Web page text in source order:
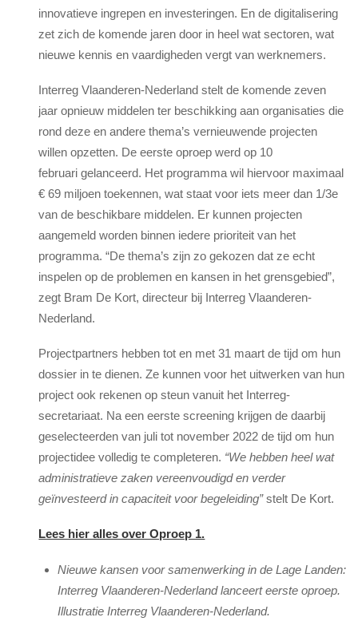
innovatieve ingrepen en investeringen. En de digitalisering
zet zich de komende jaren door in heel wat sectoren, wat
nieuwe kennis en vaardigheden vergt van werknemers.
Interreg Vlaanderen-Nederland stelt de komende zeven
jaar opnieuw middelen ter beschikking aan organisaties die
rond deze en andere thema’s vernieuwende projecten
willen opzetten. De eerste oproep werd op 10
februari gelanceerd. Het programma wil hiervoor maximaal
€ 69 miljoen toekennen, wat staat voor iets meer dan 1/3e
van de beschikbare middelen. Er kunnen projecten
aangemeld worden binnen iedere prioriteit van het
programma. “De thema’s zijn zo gekozen dat ze echt
inspelen op de problemen en kansen in het grensgebied”,
zegt Bram De Kort, directeur bij Interreg Vlaanderen-
Nederland.
Projectpartners hebben tot en met 31 maart de tijd om hun
dossier in te dienen. Ze kunnen voor het uitwerken van hun
project ook rekenen op steun vanuit het Interreg-
secretariaat. Na een eerste screening krijgen de daarbij
geselecteerden van juli tot november 2022 de tijd om hun
projectidee volledig te completeren. “We hebben heel wat
administratieve zaken vereenvoudigd en verder
geïnvesteerd in capaciteit voor begeleiding” stelt De Kort.
Lees hier alles over Oproep 1.
Nieuwe kansen voor samenwerking in de Lage Landen:
Interreg Vlaanderen-Nederland lanceert eerste oproep.
Illustratie Interreg Vlaanderen-Nederland.